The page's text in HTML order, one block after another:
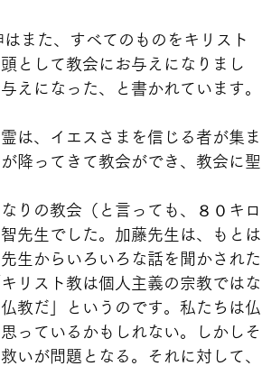
また、すべてのものをキリスト
として教会にお与えになりまし
になった、と書かれています。
は、イエスさまを信じる者が集ま
降ってきて教会ができ、教会に聖
りの教会（と言っても、８０キロ
先生でした。加藤先生は、もとは
生からいろいろな話を聞かされた
リスト教は個人主義の宗教ではな
教だ」というのです。私たちは仏
っているかもしれない。しかしそ
いが問題となる。それに対して、